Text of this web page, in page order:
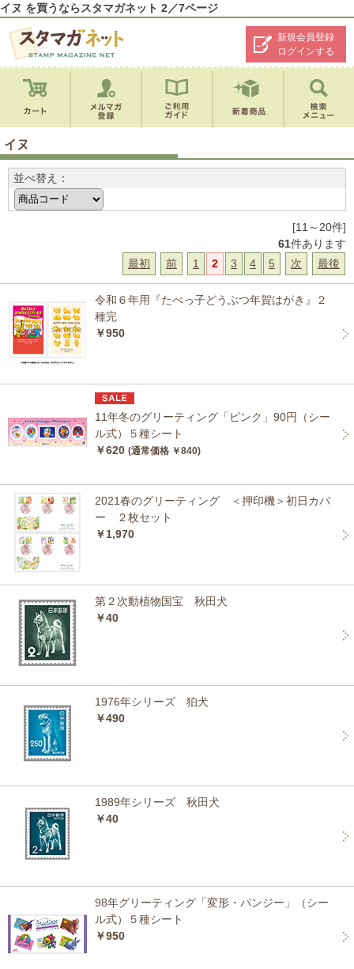
イヌ を買うならスタマガネット 2／7ページ
新規会員登録
ログインする
イヌ
並べ替え：
[11～20件]
61件あります
最初
前 1 2 3 4 5 次 最後
令和６年用『たべっ子どうぶつ年賀はがき』２
種完
￥950
11年冬のグリーティング「ピンク」90円（シー
ル式）５種シート
￥620 (通常価格 ￥840)
2021春のグリーティング ＜押印機＞初日カバ
ー ２枚セット
￥1,970
第２次動植物国宝 秋田犬
￥40
1976年シリーズ 狛犬
￥490
1989年シリーズ 秋田犬
￥40
98年グリーティング「変形・パンジー」（シー
ル式）５種シート
￥950